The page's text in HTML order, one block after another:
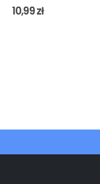
0out of 5
10,99zł